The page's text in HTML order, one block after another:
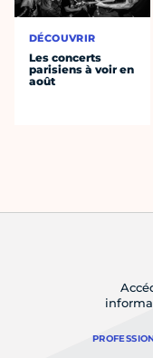
DÉCOUVRIR
Les concerts
parisiens à voir en
août